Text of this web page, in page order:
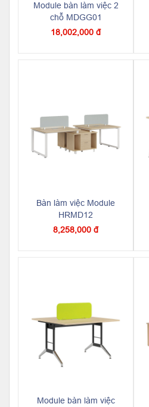
Module bàn làm việc 2
chỗ MDGG01
18,002,000 đ
Bàn làm việc Module
HRMD12
8,258,000 đ
Module bàn làm việc